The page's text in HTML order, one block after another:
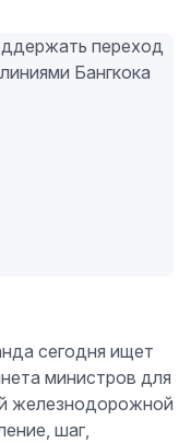
сегодня ищет
министров для
железнодорожной
шаг,